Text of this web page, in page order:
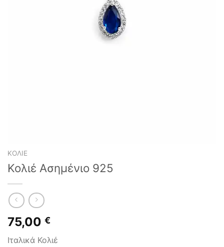
ΚΟΛΙΈ
Κολιέ Ασημένιο 925
75,00 €
Ιταλικά Κολιέ